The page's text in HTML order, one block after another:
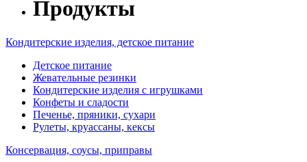
Продукты
Кондитерские изделия, детское питание
Детское питание
Жевательные резинки
Кондитерские изделия с игрушками
Конфеты и сладости
Печенье, пряники, сухари
Рулеты, круассаны, кексы
Консервация, соусы, приправы